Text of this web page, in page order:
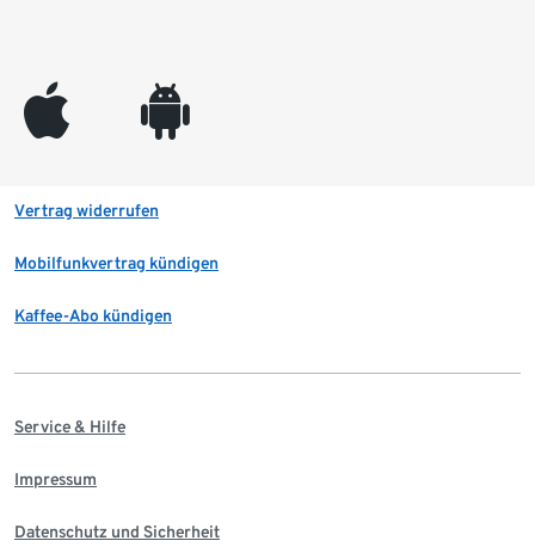
appleinc android
Vertrag widerrufen
Mobilfunkvertrag kündigen
Kaffee-Abo kündigen
Service & Hilfe
Impressum
Datenschutz und Sicherheit